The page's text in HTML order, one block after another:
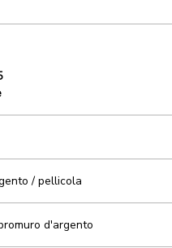
/ pellicola
d'argento